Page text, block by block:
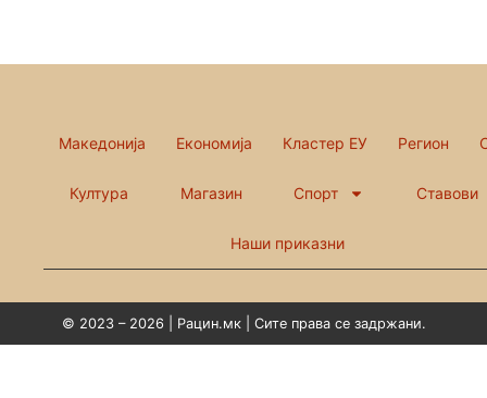
Македонија Економија Кластер ЕУ Регион
Култура Магазин Спорт Ставови
Наши приказни
© 2023 – 2026 | Рацин.мк | Сите права се задржани.